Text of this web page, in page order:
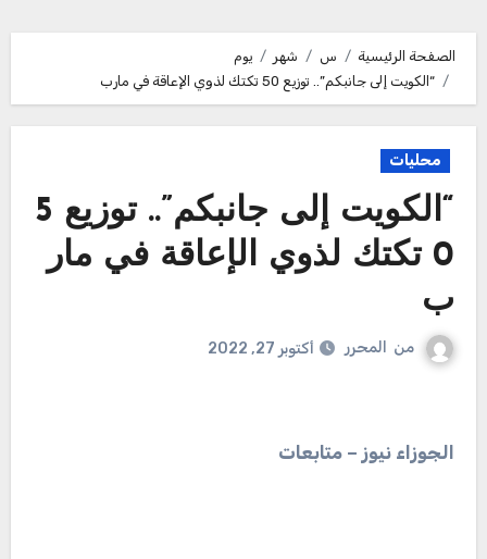
الصفحة الرئيسية س شهر
يوم
“الكويت إلى جانبكم”.. توزيع 50 تكتك لذوي الإعاقة في مارب
محليات
“الكويت إلى جانبكم”.. توزيع 5
0 تكتك لذوي الإعاقة في مار
ب
من المحرر أكتوبر 27, 2022
الجوزاء نيوز – متابعات